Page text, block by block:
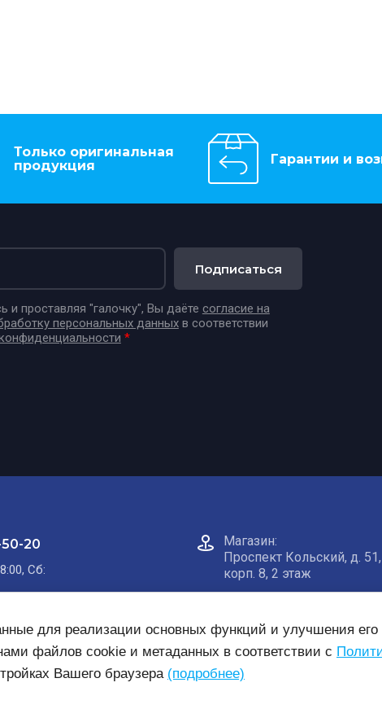
Только оригинальная
продукция
Гарантии и
и проставляя "галочку", Вы даёте согласие на
персональных данныхв соответствии
*
Подписаться
50-20
Сб:
Магазин:​
Проспект Кольский, д. 51,
корп. 8, 2 этаж
для реализации основных функций и улучшения
файлов cookie и метаданных в соответствии с
Вашего браузера (подробнее)